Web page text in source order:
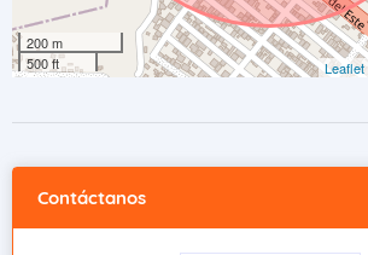
200 m
500 ft
Leaflet
Contáctanos